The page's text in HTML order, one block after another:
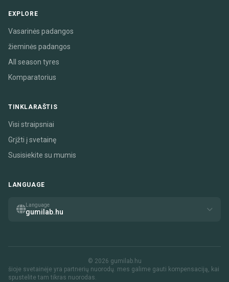
EXPLORE
Vasarinės padangos
žieminės padangos
All season tyres
Komparatorius
TINKLARAŠTIS
Visi straipsniai
Grįžti į svetainę
Susisiekite su mumis
LANGUAGE
Language
gumilab.hu
© 2026 gumilab.hu
šioje svetainėje yra partnerių nuorodų. mes galime gauti kompensaciją, kai
spustelite tam tikras nuorodas.